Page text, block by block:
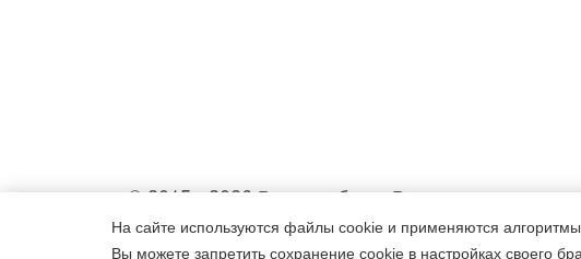
На сайте используются файлы cookie и применяются алгоритмы
Вы можете запретить сохранение cookie в настройках своего
© 2015- 2026 Все для бани. Все права